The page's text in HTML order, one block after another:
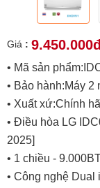
Giá :
• Mã sản
• Bảo hành:Máy 2
• Xuất xứ:Chính
• Điều hòa LG
2025]
• 1 chiều -
• Công nghệ Dual